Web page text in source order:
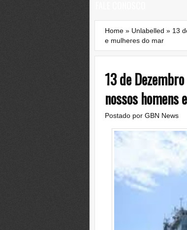
Home » Unlabelled » 13
e mulheres do mar
13 de
nossos homens
Postado por GBN News